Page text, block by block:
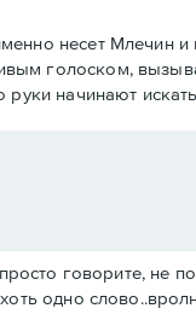
несет Млечин и
голоском,
начинают
говорите, не
одно